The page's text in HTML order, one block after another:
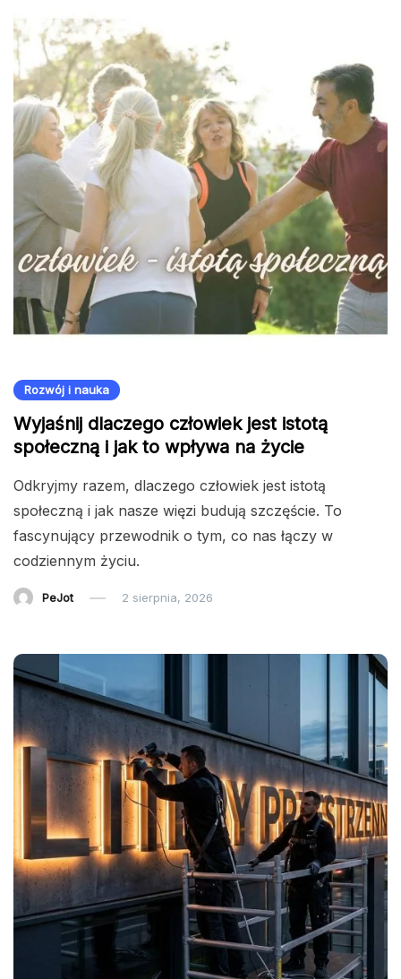
Rozwój i nauka
Wyjaśnij dlaczego człowiek jest istotą
społeczną i jak to wpływa na życie
Odkryjmy razem, dlaczego człowiek jest istotą
społeczną i jak nasze więzi budują szczęście. To
fascynujący przewodnik o tym, co nas łączy w
codziennym życiu.
PeJot 2 sierpnia, 2026